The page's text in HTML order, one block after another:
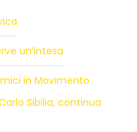
un’intesa
in Movimento
Sibilia, continua